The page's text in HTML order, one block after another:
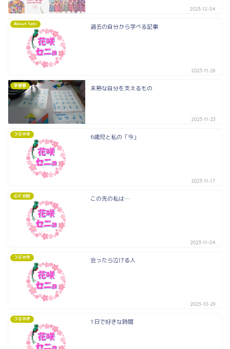
2023-12-04
About Saki 過去の自分から学べる記事
2023-11-26
学習塾 未熟な自分を支えるもの
2023-11-23
つぶやき 6歳児と私の「今」
2023-11-17
心と会話 この先の私は…
2023-11-04
つぶやき 会ったら泣ける人
2023-10-29
つぶやき 1日で好きな時間